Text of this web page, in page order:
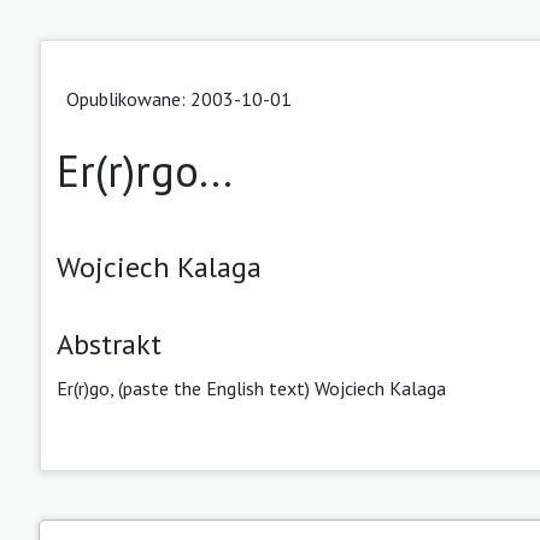
Opublikowane: 2003-10-01
Er(r)rgo...
Wojciech Kalaga
Abstrakt
Er(r)go, (paste the English text) Wojciech Kalaga